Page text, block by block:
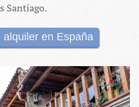
Santiago.
alquiler en España